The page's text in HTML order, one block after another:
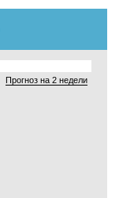
Прогноз на 2 недели